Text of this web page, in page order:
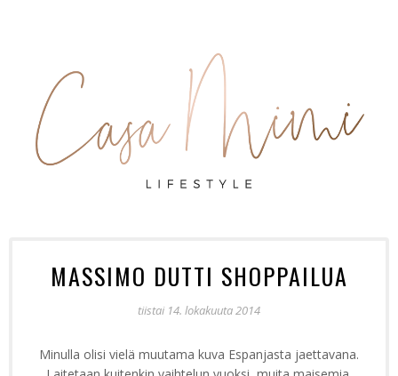
MASSIMO DUTTI SHOPPAILUA
tiistai 14. lokakuuta 2014
Minulla olisi vielä muutama kuva Espanjasta jaettavana.